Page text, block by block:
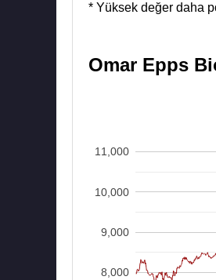
* Yüksek değer daha
Omar Epps
8,000
9,000
10,000
11,000